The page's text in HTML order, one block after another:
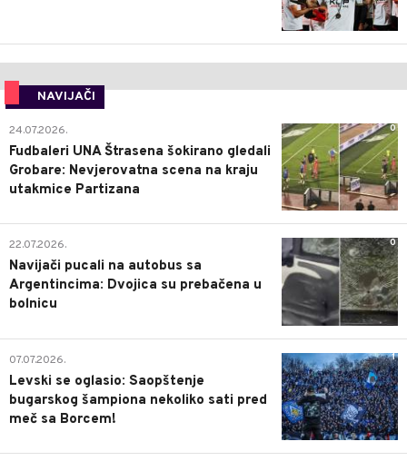
NAVIJAČI
0
24.07.2026.
Fudbaleri UNA Štrasena šokirano gledali
Grobare: Nevjerovatna scena na kraju
utakmice Partizana
0
22.07.2026.
Navijači pucali na autobus sa
Argentincima: Dvojica su prebačena u
bolnicu
1
07.07.2026.
Levski se oglasio: Saopštenje
bugarskog šampiona nekoliko sati pred
meč sa Borcem!